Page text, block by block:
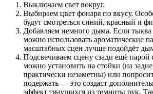
Выключаем свет вокруг.
Выбираем цвет фонаря по вкусу.
будут смотреться синий, красный и
Добавляем немного дыма. Если тыква
можно использовать ароматические
масштабных сцен лучше подойдёт
Подсвечиваем сцену сзади ещё парой
можно установить на стойки (на
практически незаметны) или
подержать — это создаст
эффект тянущихся из темноты рук.